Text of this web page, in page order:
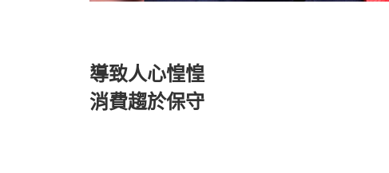
導致人心惶惶
消費趨於保守